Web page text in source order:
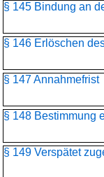
§ 145 Bindung an
§ 146 Erlöschen
§ 147 Annahmefrist
§ 148 Bestimmung
§ 149 Verspätet